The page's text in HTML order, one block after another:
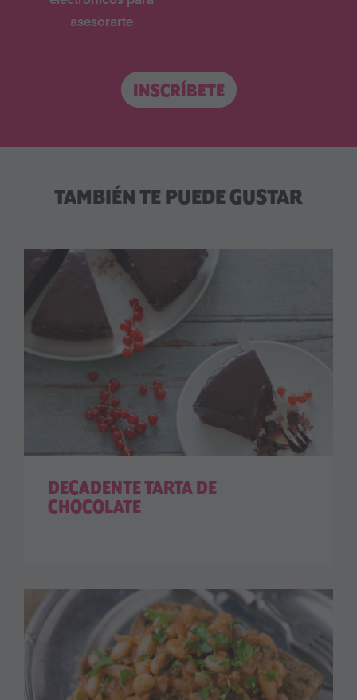
asesorarte
INSCRÍBETE
TAMBIÉN TE PUEDE GUSTAR
DECADENTE TARTA DE
CHOCOLATE